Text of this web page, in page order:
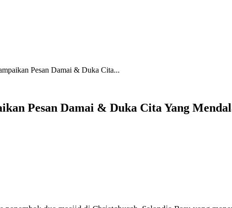
Pesan Damai & Duka Cita...
Pesan Damai & Duka Cita Yang